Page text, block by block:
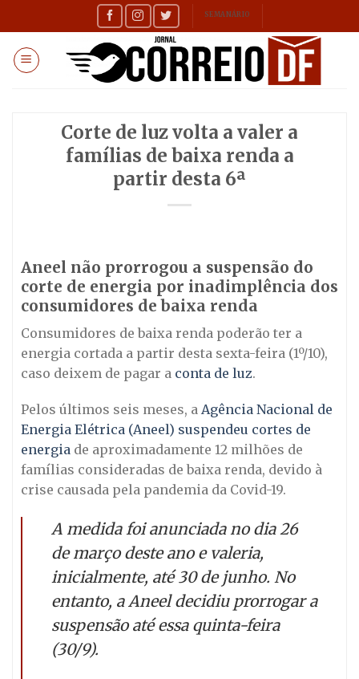
to
content
SEMANÁRIO
Corte de luz volta a valer a
famílias de baixa renda a
partir desta 6ª
Aneel não prorrogou a suspensão do
corte de energia por inadimplência dos
consumidores de baixa renda
Consumidores de baixa renda poderão ter a
energia cortada a partir desta sexta-feira (1º/10),
caso deixem de pagar a conta de luz.
Pelos últimos seis meses, a Agência Nacional de
Energia Elétrica (Aneel) suspendeu cortes de
energia de aproximadamente 12 milhões de
famílias consideradas de baixa renda, devido à
crise causada pela pandemia da Covid-19.
A medida foi anunciada no dia 26
de março deste ano e valeria,
inicialmente, até 30 de junho. No
entanto, a Aneel decidiu prorrogar a
suspensão até essa quinta-feira
(30/9).